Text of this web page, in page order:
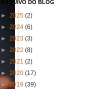
ARQUIVO DO BLOG
► 2025 (2)
► 2024 (6)
► 2023 (3)
► 2022 (8)
► 2021 (2)
► 2020 (17)
►2019 (39)